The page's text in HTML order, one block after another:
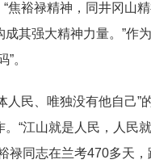
焦裕禄精神，同井冈山
其强大精神力量。”作
。
人民、唯独没有他自己
“江山就是人民，人民
禄同志在兰考470多天